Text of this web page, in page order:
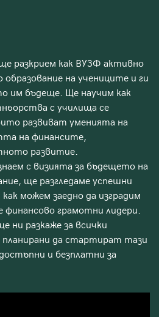
разкрием как ВУЗФ активно
на учениците и ги
им бъдеще. Ще научим как
с училища се
развиват уменията на
на финансите,
развитие.
с визията за бъдещето на
ще разгледаме успешни
можем заедно да изградим
финансово грамотни лидери.
ни разкаже за всички
да стартират тази
и безплатни за